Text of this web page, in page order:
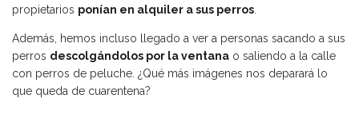
propietarios ponían en alquiler a sus perros.
Además, hemos incluso llegado a ver a personas sacando a sus
perros descolgándolos por la ventana o saliendo a la calle
con perros de peluche. ¿Qué más imágenes nos deparará lo
que queda de cuarentena?